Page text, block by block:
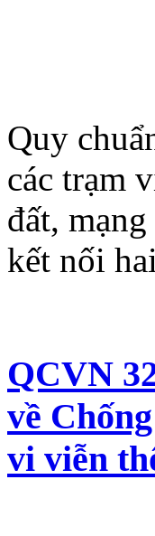
Quy
các trạm
đất,
kết nối
QCVN
về
vi viễn